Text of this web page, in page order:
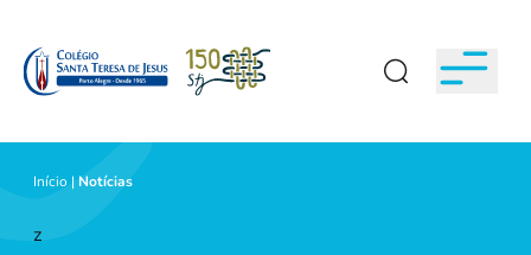
Início |Notícias
z